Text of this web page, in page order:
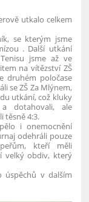
utkalo celkem
se kterým jsme
. Další utkání
jsme až ve
na vítězství ZŠ
druhém poločase
se ZŠ Za Mlýnem,
utkání, což kluky
dotahovali, ale
těsně 4:3.
i onemocnění
odehráli pouze
kteří měli
velký obdiv, který
úspěchů v dalším